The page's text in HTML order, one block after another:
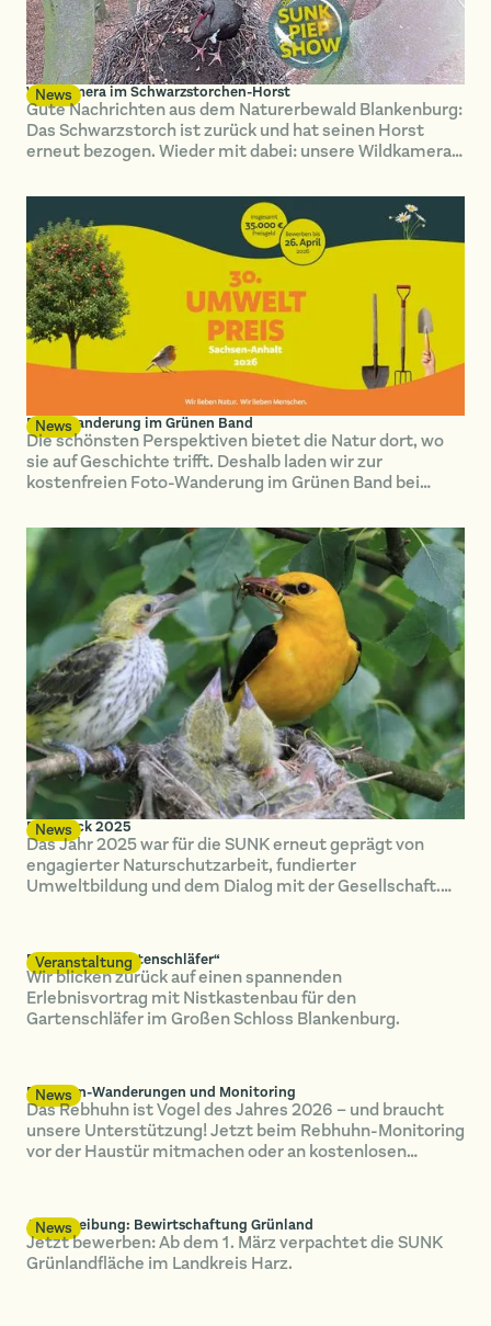
News
Wildkamera im Schwarzstorchen-Horst
Gute Nachrichten aus dem Naturerbewald Blankenburg:
Das Schwarzstorch ist zurück und hat seinen Horst
erneut bezogen. Wieder mit dabei: unsere Wildkamera.
Vögel zu stören. Auf dem Instagram-Kanal der SUNK
können Naturfreundinnen und Naturfreunde die SUNK-
PIEP-SHOW hautnah mitverfolgen.
News
Foto-Wanderung im Grünen Band
Die schönsten Perspektiven bietet die Natur dort, wo
sie auf Geschichte trifft. Deshalb laden wir zur
kostenfreien Foto-Wanderung im Grünen Band bei
News
Rückblick 2025
Das Jahr 2025 war für die SUNK erneut geprägt von
engagierter Naturschutzarbeit, fundierter
Umweltbildung und dem Dialog mit der Gesellschaft.
Veranstaltung
Faszination „Gartenschläfer“
Wir blicken zurück auf einen spannenden
Erlebnisvortrag mit Nistkastenbau für den
Gartenschläfer im Großen Schloss Blankenburg.
News
Rebhuhn-Wanderungen und Monitoring
Das Rebhuhn ist Vogel des Jahres 2026 – und braucht
unsere Unterstützung! Jetzt beim Rebhuhn-Monitoring
vor der Haustür mitmachen oder an kostenlosen…
News
Ausschreibung: Bewirtschaftung Grünland
Jetzt bewerben: Ab dem 1. März verpachtet die SUNK
Grünlandfläche im Landkreis Harz.